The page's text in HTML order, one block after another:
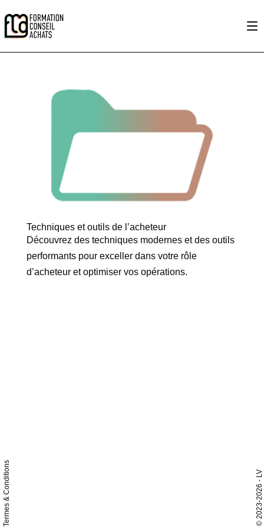
Techniques et outils de l’acheteur
Découvrez des techniques modernes et des outils
performants pour exceller dans votre rôle
d’acheteur et optimiser vos opérations.
Termes & Conditions ©
2023-2026
- LV